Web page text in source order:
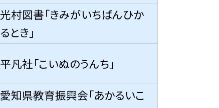
光村図書「きみがいちばんひか
るとき」
平凡社「こいぬのうんち」
愛知県教育振興会「あかるいこ